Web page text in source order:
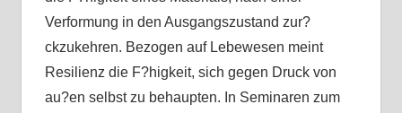
Verformung in den Ausgangszustand zur?
ckzukehren. Bezogen auf Lebewesen meint
Resilienz die F?higkeit, sich gegen Druck von
au?en selbst zu behaupten. In Seminaren zum